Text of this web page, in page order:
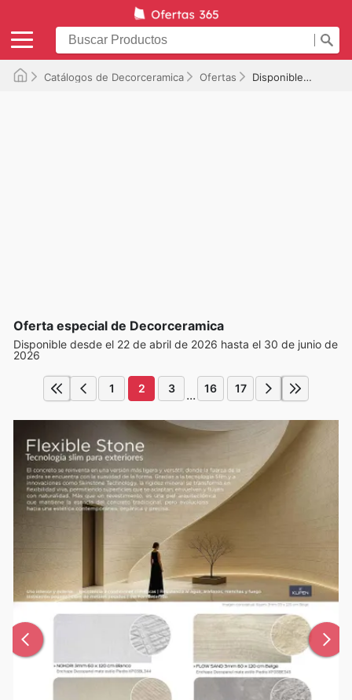
Catálogos de Decorceramica Ofertas Disponible hasta el 30/06/2026
Oferta especial de Decorceramica
Disponible desde el 22 de abril de 2026 hasta el 30 de junio de
2026
1 2 3 ... 16 17